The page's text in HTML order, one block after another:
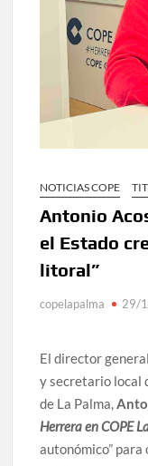
NOTICIAS COPE
Antonio
el Estado
litoral”
copelapalma 29/
El director
y secretario local
de La Palma,
Herrera en COPE
autonómico”